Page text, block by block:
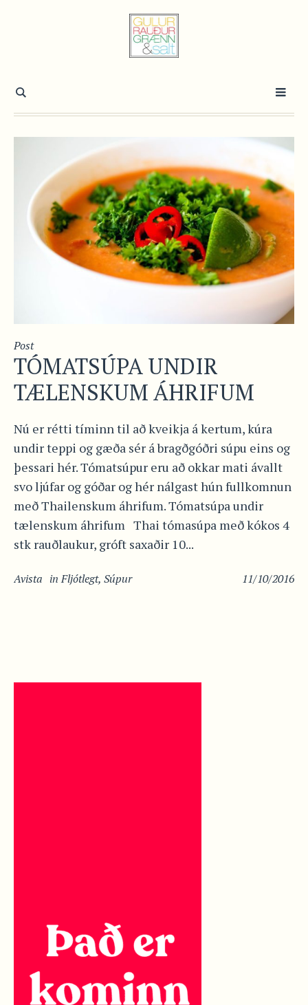
Post
TÓMATSÚPA UNDIR
TÆLENSKUM ÁHRIFUM
Nú er rétti tíminn til að kveikja á kertum, kúra
undir teppi og gæða sér á bragðgóðri súpu eins og
þessari hér. Tómatsúpur eru að okkar mati ávallt
svo ljúfar og góðar og hér nálgast hún fullkomnun
með Thailenskum áhrifum. Tómatsúpa undir
tælenskum áhrifum Thai tómasúpa með kókos 4
stk rauðlaukur, gróft saxaðir 10...
11/10/2016
Avista inFljótlegt, Súpur